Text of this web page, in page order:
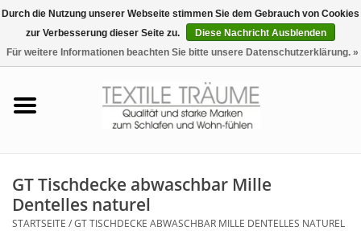
0 Artikel - €0,00
Tag & Nachtwäsche
GT Tischdecke abwaschbar Mille
Dentelles naturel
STARTSEITE /GT TISCHDECKE ABWASCHBAR MILLE DENTELLES NATUREL
Durch die Nutzung unserer Webseite stimmen Sie dem Gebrauch von Cookies
zur Verbesserung dieser Seite zu.
Diese Nachricht Ausblenden
Für weitere Informationen beachten Sie bitte unsere Datenschutzerklärung. »